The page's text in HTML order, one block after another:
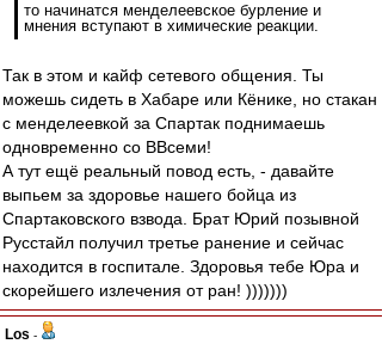
то начинатся менделеевское бурление и
мнения вступают в химические реакции.
Так в этом и кайф сетевого общения. Ты
можешь сидеть в Хабаре или Кёнике, но стакан
с менделеевкой за Спартак поднимаешь
одновременно со ВВсеми!
А тут ещё реальный повод есть, - давайте
выпьем за здоровье нашего бойца из
Спартаковского взвода. Брат Юрий позывной
Русстайл получил третье ранение и сейчас
находится в госпитале. Здоровья тебе Юра и
скорейшего излечения от ран! )))))))
Los -